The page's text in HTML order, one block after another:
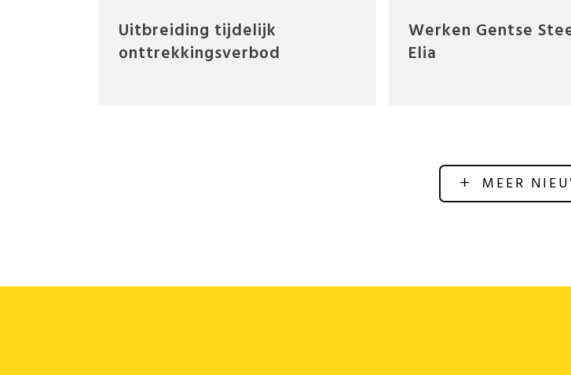
Uitbreiding tijdelijk
onttrekkingsverbod
Werken Gentse
Elia
MEER